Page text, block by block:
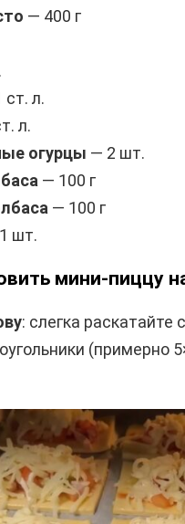
— 400 г
ст. л.
л.
огурцы — 2 шт.
— 100 г
— 100 г
шт.
мини-пиццу
: слегка раскатайте
(примерно